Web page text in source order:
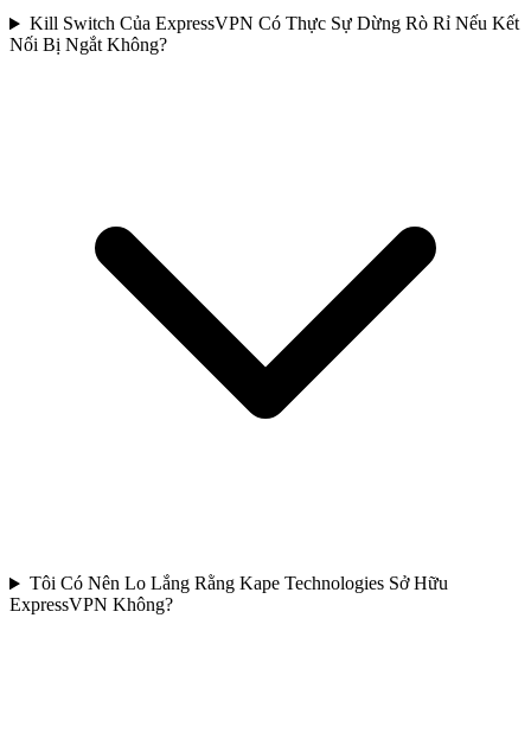
Kill Switch Của ExpressVPN Có Thực Sự Dừng Rò Rỉ Nếu Kết
Nối Bị Ngắt Không?
Tôi Có Nên Lo Lắng Rằng Kape Technologies Sở Hữu
ExpressVPN Không?